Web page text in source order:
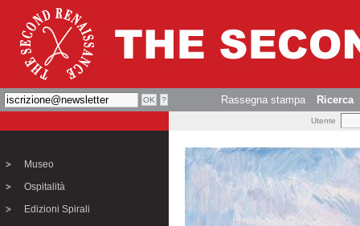
Rassegna stampa Ricerca
Utente
Museo
Ospitalità
Edizioni Spirali